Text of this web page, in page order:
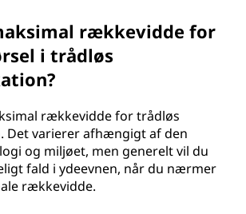
rækkevidde for
i trådløs
rækkevidde for trådløs
Det varierer afhængigt af den
og miljøet, men generelt vil du
fald i ydeevnen, når du nærmer
rækkevidde.